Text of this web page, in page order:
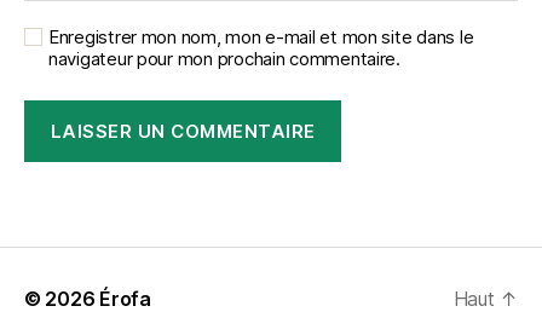
Enregistrer mon nom, mon e-mail et mon site dans le
navigateur pour mon prochain commentaire.
t
r© 2026 Érofa Haut ↑